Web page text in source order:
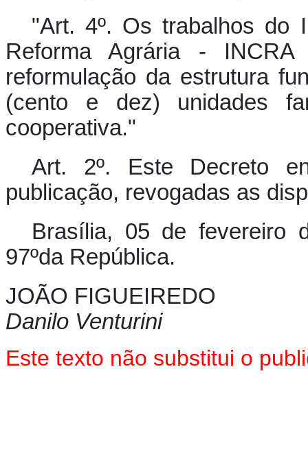
"Art. 4º. Os trabalhos do
Reforma Agrária - INCRA
reformulação da estrutura
(cento e dez) unidades
cooperativa."
Art. 2º. Este Decreto
publicação, revogadas as
Brasília, 05 de fevereiro
97ºda República.
JOÃO FIGUEIREDO
Danilo Venturini
Este texto não substitui o